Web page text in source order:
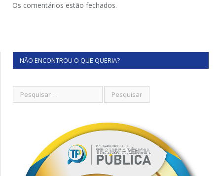
Os comentários estão fechados.
NÃO ENCONTROU O QUE QUERIA?